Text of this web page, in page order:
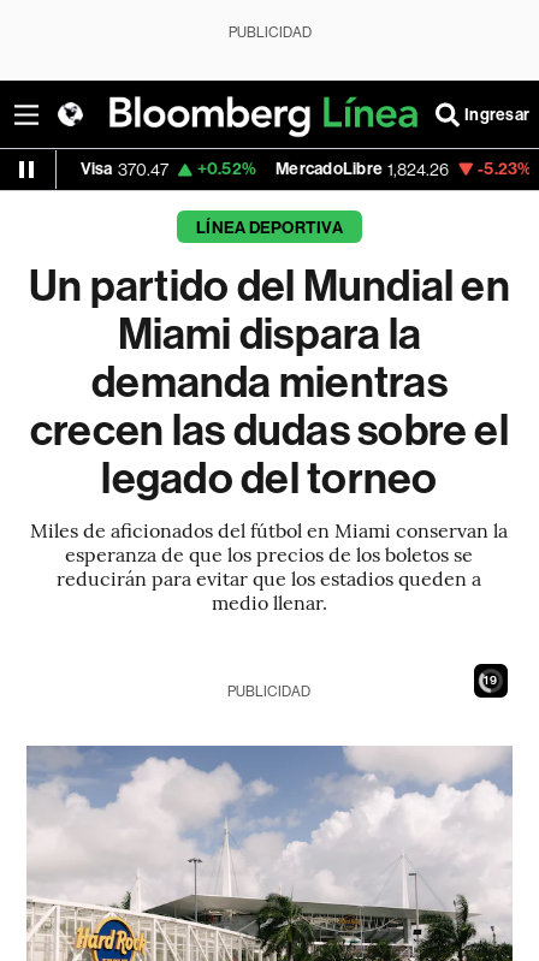
PUBLICIDAD
Ingresar
+0.52% MercadoLibre 1,824.26 -5.23% Banco de
LÍNEA DEPORTIVA
Un partido del Mundial en
Miami dispara la
demanda mientras
crecen las dudas sobre el
legado del torneo
Miles de aficionados del fútbol en Miami conservan la
esperanza de que los precios de los boletos se
reducirán para evitar que los estadios queden a
medio llenar.
17
PUBLICIDAD